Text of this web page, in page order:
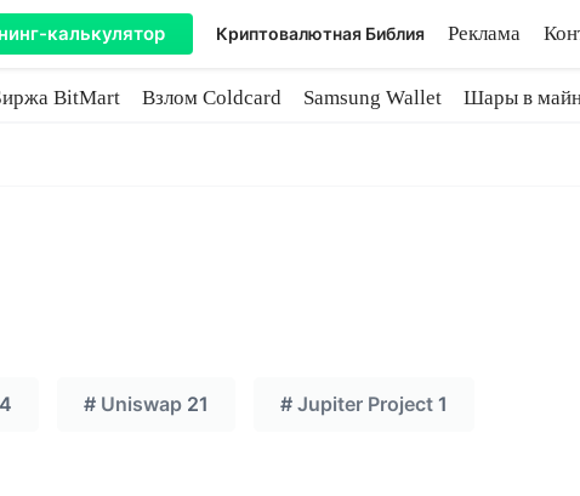
калькулятор Криптовалютная Библия Реклама
BitMart Взлом Coldcard Samsung Wallet
Шары в
# Uniswap 21 # Jupiter Project 1